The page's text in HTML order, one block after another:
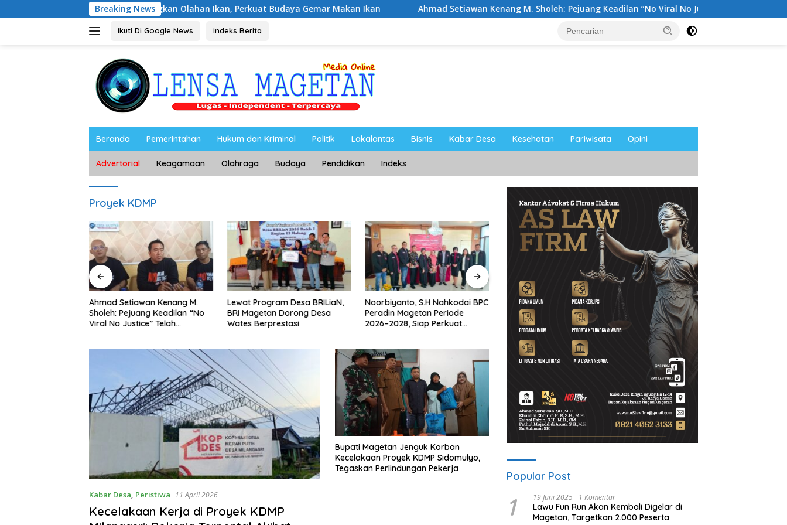
ke
Breaking News
Ibu Magetan Kembangkan Olahan Ikan, Perkuat Budaya Gemar Makan Ikan Ahmad Setiawan Kenang M. Sholeh: Pejuang Keadilan “No Viral No Justice” Telah Berpulang
Ikuti Di Google News Indeks Berita
Beranda Pemerintahan Hukum dan Kriminal Politik Lakalantas Bisnis Kabar Desa Kesehatan Pariwisata Opini
Advertorial Keagamaan Olahraga Budaya Pendidikan Indeks
Proyek KDMP
Ahmad Setiawan Kenang M.
Sholeh: Pejuang Keadilan “No
Viral No Justice” Telah
Lewat Program Desa BRILiaN,
BRI Magetan Dorong Desa
Wates Berprestasi
Noorbiyanto, S.H Nahkodai BPC
Peradin Magetan Periode
2026–2028, Siap Perkuat
UNESA Gelar ICAPSTURE 2026
di Magetan, Dorong Inovasi
untuk Masa Depan
Berkelanjutan
Ketua PWI Magetan: OKK
Penting untuk Mencetak
Wartawan Profesional,
Berintegritas dan Terpercaya
Kabar Desa, Peristiwa 11 April 2026
Kecelakaan Kerja di Proyek KDMP
Bupati Magetan Jenguk Korban
Kecelakaan Proyek KDMP Sidomulyo,
Tegaskan Perlindungan Pekerja
Popular Post
1 19 Juni 2025 1 Komentar
Lawu Fun Run Akan Kembali Digelar di
Magetan, Targetkan 2.000 Peserta